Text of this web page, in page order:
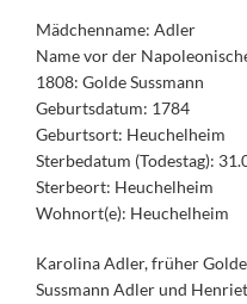
Mädchenname: Adler
Name vor der
1808: Golde Sussmann
Geburtsdatum: 1784
Geburtsort: Heuchelheim
Sterbedatum (Todestag):
Sterbeort: Heuchelheim
Wohnort(e): Heuchelheim
Karolina Adler, früher
Sussmann Adler und